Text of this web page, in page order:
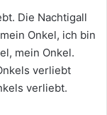
Die Nachtigall
Onkel, ich bin
mein Onkel.
verliebt
verliebt.